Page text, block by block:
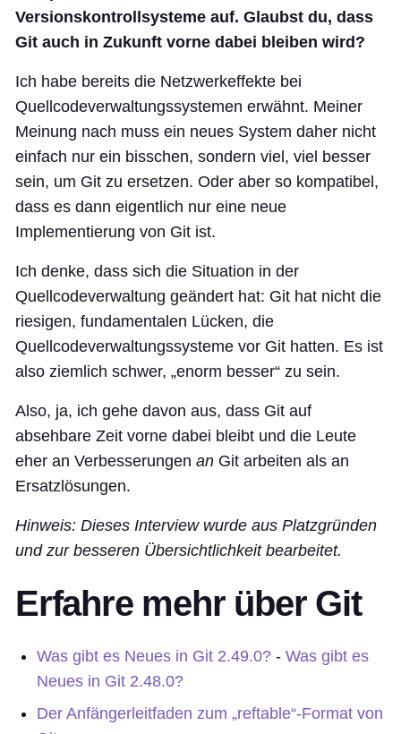
Versionskontrollsysteme auf. Glaubst du, dass
Git auch in Zukunft vorne dabei bleiben wird?
Ich habe bereits die Netzwerkeffekte bei
Quellcodeverwaltungssystemen erwähnt. Meiner
Meinung nach muss ein neues System daher nicht
einfach nur ein bisschen, sondern viel, viel besser
sein, um Git zu ersetzen. Oder aber so kompatibel,
dass es dann eigentlich nur eine neue
Implementierung von Git ist.
Ich denke, dass sich die Situation in der
Quellcodeverwaltung geändert hat: Git hat nicht die
riesigen, fundamentalen Lücken, die
Quellcodeverwaltungssysteme vor Git hatten. Es ist
also ziemlich schwer, „enorm besser“ zu sein.
Also, ja, ich gehe davon aus, dass Git auf
absehbare Zeit vorne dabei bleibt und die Leute
eher an Verbesserungen an Git arbeiten als an
Ersatzlösungen.
Hinweis: Dieses Interview wurde aus Platzgründen
und zur besseren Übersichtlichkeit bearbeitet.
Erfahre mehr über Git
Was gibt es Neues in Git 2.49.0? - Was gibt es
Neues in Git 2.48.0?
Der Anfängerleitfaden zum „reftable“-Format von